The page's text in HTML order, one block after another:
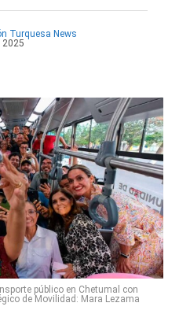
Turquesa News
2025
público en Chetumal con
de Movilidad: Mara Lezama